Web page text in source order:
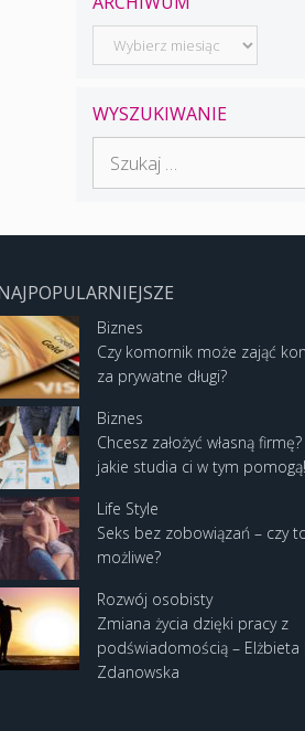
Archiwum
WYSZUKIWANIE
Biznes
Czy komornik może zająć
za prywatne długi?
Biznes
Chcesz założyć własną
jakie studia ci w tym pomogą!
Life Style
Seks bez zobowiązań – czy
możliwe?
Rozwój osobisty
Zmiana życia dzięki pracy z
podświadomością – Elżbieta
Zdanowska